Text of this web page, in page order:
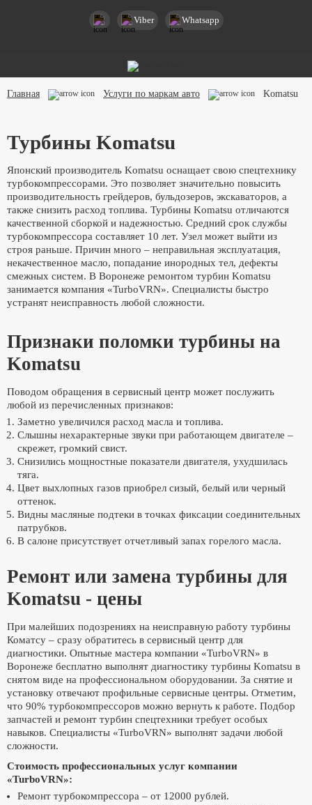
Viber Whatsapp
Главная Услуги по маркам авто Komatsu
Турбины Komatsu
Японский производитель Komatsu оснащает свою спецтехнику
турбокомпрессорами. Это позволяет значительно повысить
производительность грейдеров, бульдозеров, экскаваторов, а
также снизить расход топлива. Турбины Komatsu отличаются
качественной сборкой и надежностью. Средний срок службы
турбокомпрессора составляет 10 лет. Узел может выйти из
строя раньше. Причин много – неправильная эксплуатация,
некачественное масло, попадание инородных тел, дефекты
смежных систем. В Воронеже ремонтом турбин Komatsu
занимается компания «TurboVRN». Специалисты быстро
устранят неисправность любой сложности.
Признаки поломки турбины на
Komatsu
Поводом обращения в сервисный центр может послужить
любой из перечисленных признаков:
Заметно увеличился расход масла и топлива.
Слышны нехарактерные звуки при работающем двигателе –
скрежет, громкий свист.
Снизились мощностные показатели двигателя, ухудшилась
тяга.
Цвет выхлопных газов приобрел сизый, белый или черный
оттенок.
Видны масляные подтеки в точках фиксации соединительных
патрубков.
В салоне присутствует отчетливый запах горелого масла.
Ремонт или замена турбины для
Komatsu - цены
При малейших подозрениях на неисправную работу турбины
Коматсу – сразу обратитесь в сервисный центр для
диагностики. Опытные мастера компании «TurboVRN» в
Воронеже бесплатно выполнят диагностику турбины Komatsu в
снятом виде на профессиональном оборудовании. За снятие и
установку отвечают профильные сервисные центры. Отметим,
что 90% турбокомпрессоров можно вернуть к работе. Подбор
запчастей и ремонт турбин спецтехники требует особых
навыков. Специалисты «TurboVRN» выполнят задачи любой
сложности.
Стоимость профессиональных услуг компании
«TurboVRN»:
Ремонт турбокомпрессора – от 12000 рублей.